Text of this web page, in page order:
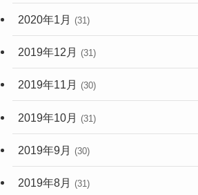
2020年1月 (31)
2019年12月 (31)
2019年11月 (30)
2019年10月 (31)
2019年9月 (30)
2019年8月 (31)